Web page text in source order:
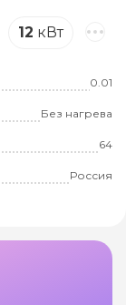
12 кВт
0.01
Без нагрева
64
Россия